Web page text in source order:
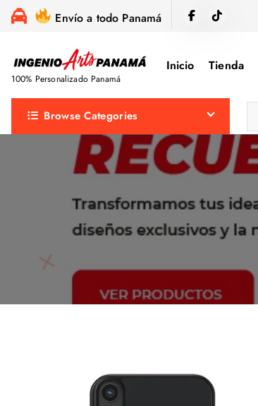
Envío a todo Panamá
100% Personalizado Panamá
Inicio Tienda
Browse Categories
u
s
c
r